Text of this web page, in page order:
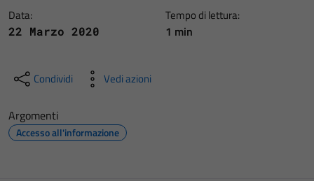
Data:
22 Marzo 2020
Tempo di lettura:
1 min
Condividi Vedi azioni
Argomenti
Accesso all'informazione